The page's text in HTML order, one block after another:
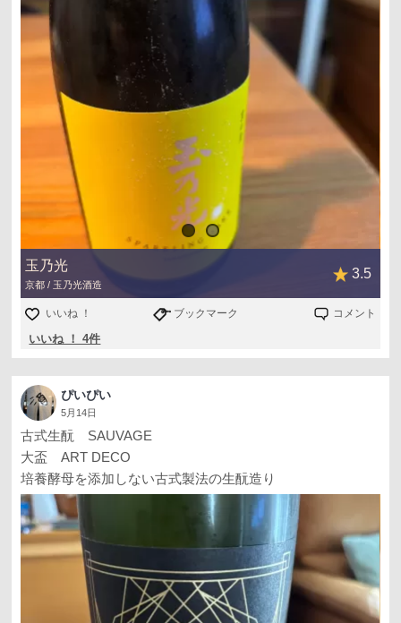
玉乃光
京都 / 玉乃光酒造
3.5
いいね ！ ブックマーク コメント
いいね ！ 4件
ぴいぴい
5月14日
古式生酛 SAUVAGE
大盃 ART DECO
培養酵母を添加しない古式製法の生酛造り